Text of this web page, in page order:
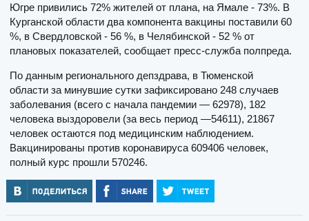
Югре привились 72% жителей от плана, на Ямале - 73%. В
Курганской области два компонента вакцины поставили 60
%, в Свердловской - 56 %, в Челябинской - 52 % от
плановых показателей, сообщает пресс-служба полпреда.
По данным регионального депздрава, в Тюменской
области за минувшие сутки зафиксировано 248 случаев
заболевания (всего с начала пандемии — 62978), 182
человека выздоровели (за весь период —54611), 21867
человек остаются под медицинским наблюдением.
Вакцинированы против коронавируса 609406 человек,
полный курс прошли 570246.